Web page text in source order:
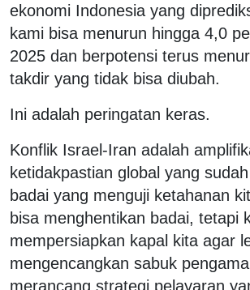
ekonomi Indonesia yang
kami bisa menurun hingga 4,0
2025 dan berpotensi terus
takdir yang tidak bisa diubah.
Ini adalah peringatan keras.
Konflik Israel-Iran adalah
ketidakpastian global yang
badai yang menguji ketahanan
bisa menghentikan badai, tetapi
mempersiapkan kapal kita agar
mengencangkan sabuk
merancang strategi pelayaran